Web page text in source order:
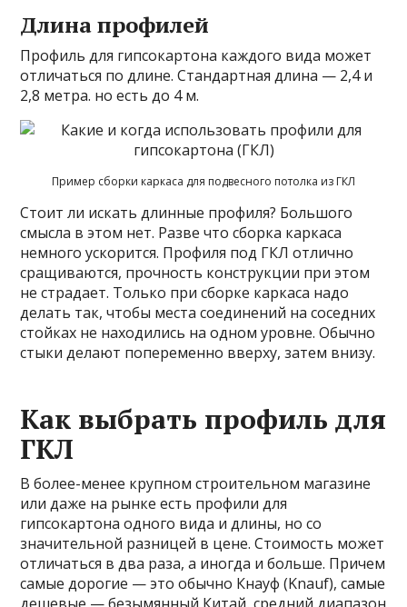
Длина профилей
Профиль для гипсокартона каждого вида может
отличаться по длине. Стандартная длина — 2,4 и
2,8 метра. но есть до 4 м.
Пример сборки каркаса для подвесного потолка из ГКЛ
Стоит ли искать длинные профиля? Большого
смысла в этом нет. Разве что сборка каркаса
немного ускорится. Профиля под ГКЛ отлично
сращиваются, прочность конструкции при этом
не страдает. Только при сборке каркаса надо
делать так, чтобы места соединений на соседних
стойках не находились на одном уровне. Обычно
стыки делают попеременно вверху, затем внизу.
Как выбрать профиль для
ГКЛ
В более-менее крупном строительном магазине
или даже на рынке есть профили для
гипсокартона одного вида и длины, но со
значительной разницей в цене. Стоимость может
отличаться в два раза, а иногда и больше. Причем
самые дорогие — это обычно Кнауф (Knauf), самые